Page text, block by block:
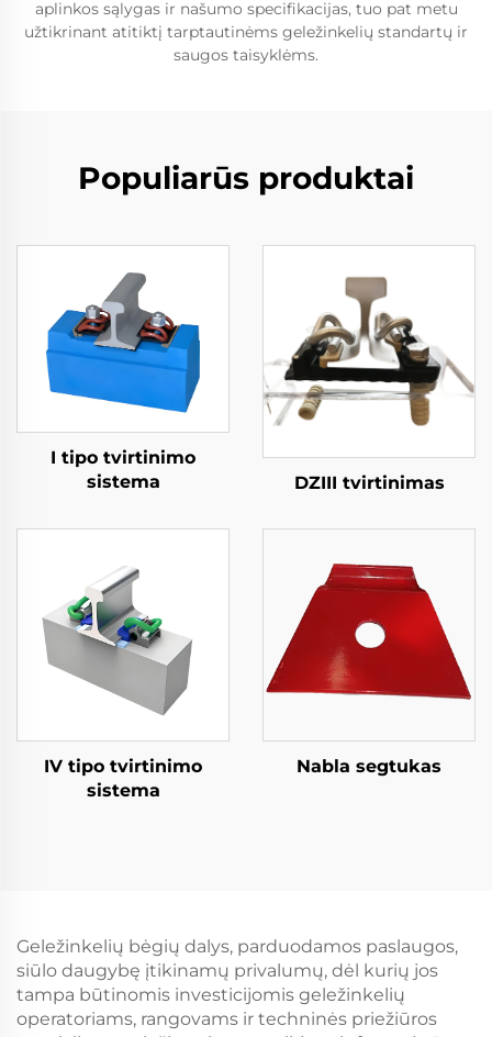
aplinkos sąlygas ir našumo specifikacijas, tuo pat metu
užtikrinant atitiktį tarptautinėms geležinkelių standartų ir
saugos taisyklėms.
Populiarūs produktai
I tipo tvirtinimo
sistema
DZIII tvirtinimas
IV tipo tvirtinimo
sistema
Nabla segtukas
Geležinkelių bėgių dalys, parduodamos paslaugos,
siūlo daugybę įtikinamų privalumų, dėl kurių jos
tampa būtinomis investicijomis geležinkelių
operatoriams, rangovams ir techninės priežiūros